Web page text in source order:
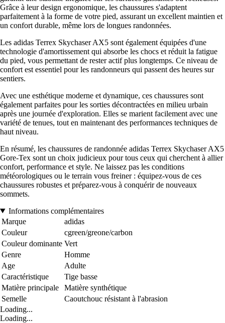
Grâce à leur design ergonomique, les chaussures s'adaptent
parfaitement à la forme de votre pied, assurant un excellent maintien et
un confort durable, même lors de longues randonnées.
Les adidas Terrex Skychaser AX5 sont également équipées d'une
technologie d'amortissement qui absorbe les chocs et réduit la fatigue
du pied, vous permettant de rester actif plus longtemps. Ce niveau de
confort est essentiel pour les randonneurs qui passent des heures sur
sentiers.
Avec une esthétique moderne et dynamique, ces chaussures sont
également parfaites pour les sorties décontractées en milieu urbain
après une journée d'exploration. Elles se marient facilement avec une
variété de tenues, tout en maintenant des performances techniques de
haut niveau.
En résumé, les chaussures de randonnée adidas Terrex Skychaser AX5
Gore-Tex sont un choix judicieux pour tous ceux qui cherchent à allier
confort, performance et style. Ne laissez pas les conditions
météorologiques ou le terrain vous freiner : équipez-vous de ces
chaussures robustes et préparez-vous à conquérir de nouveaux
sommets.
Informations complémentaires
Marque
adidas
Couleur
cgreen/greone/carbon
Couleur dominante Vert
Genre
Homme
Age
Adulte
Caractéristique
Tige basse
Matière principale
Matière synthétique
Semelle
Caoutchouc résistant à l'abrasion
Loading...
Loading...